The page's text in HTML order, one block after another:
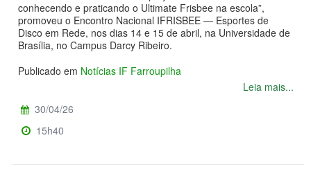
conhecendo e praticando o Ultimate Frisbee na escola”,
promoveu o Encontro Nacional IFRISBEE — Esportes de
Disco em Rede, nos dias 14 e 15 de abril, na Universidade de
Brasília, no Campus Darcy Ribeiro.
Publicado em Notícias IF Farroupilha
Leia mais...
30/04/26
15h40